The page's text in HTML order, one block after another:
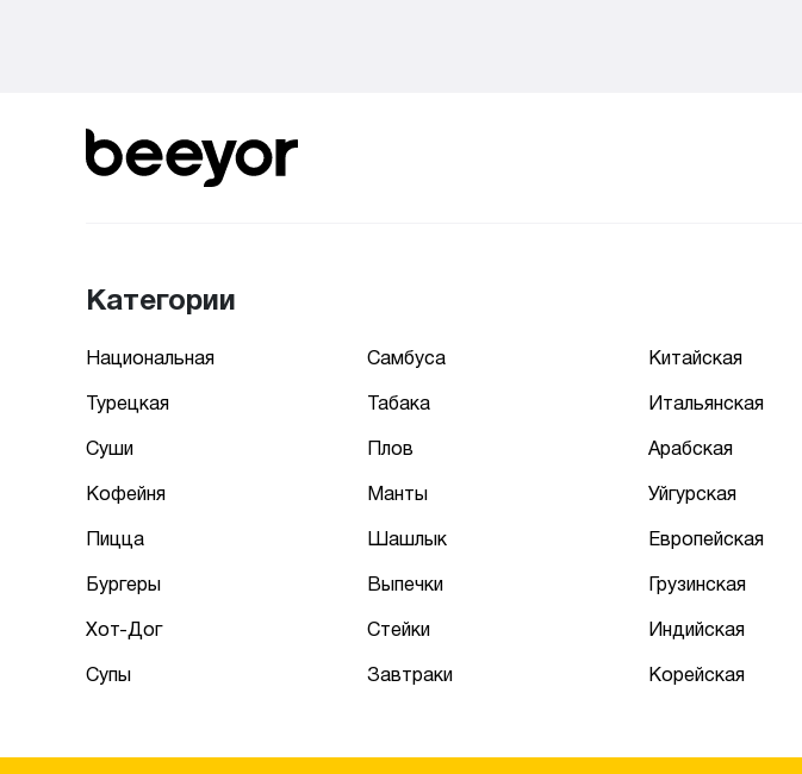
Категории
Национальная
Турецкая
Суши
Кофейня
Пицца
Бургеры
Хот-Дог
Супы
Самбуса
Табака
Плов
Манты
Шашлык
Выпечки
Стейки
Завтраки
Китайская
Итальянская
Арабская
Уйгурская
Европейская
Грузинская
Индийская
Корейская